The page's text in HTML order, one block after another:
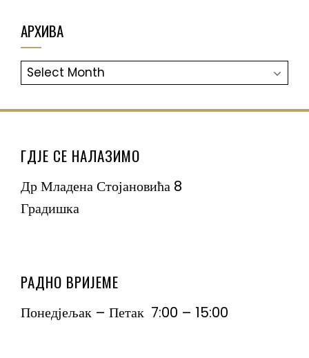
АРХИВА
АРХИВА
ГДЈЕ СЕ НАЛАЗИМО
Др Младена Стојановића 8
Градишка
РАДНО ВРИЈЕМЕ
Понедјељак – Петак 7:00 – 15:00